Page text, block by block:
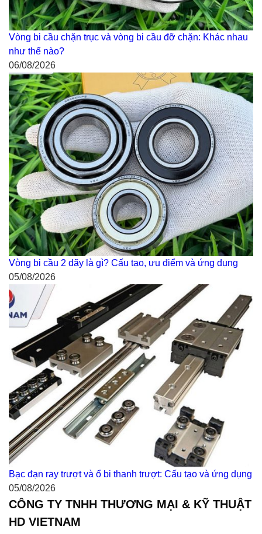
Vòng bi cầu chặn trục và vòng bi cầu đỡ chặn: Khác nhau
như thế nào?
06/08/2026
Vòng bi cầu 2 dãy là gì? Cấu tạo, ưu điểm và ứng dụng
05/08/2026
Bạc đạn ray trượt và ổ bi thanh trượt: Cấu tạo và ứng dụng
05/08/2026
CÔNG TY TNHH THƯƠNG MẠI & KỸ THUẬT
HD VIETNAM